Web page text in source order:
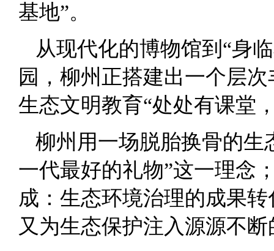
基地”。
从现代化的博物馆到“身
园，柳州正搭建出一个层
生态文明教育“处处有课堂
柳州用一场脱胎换骨的生
一代最好的礼物”这一理念
成：生态环境治理的成果
又为生态保护注入源源不